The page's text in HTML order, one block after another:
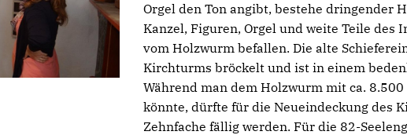
Orgel den Ton angibt, bestehe dringender
Kanzel, Figuren, Orgel und weite Teile des
vom Holzwurm befallen. Die alte
Kirchturms bröckelt und ist in einem
Während man dem Holzwurm mit ca.
könnte, dürfte für die Neueindeckung des
Zehnfache fällig werden. Für die 82-